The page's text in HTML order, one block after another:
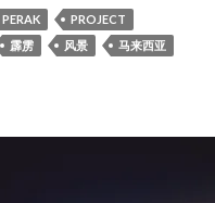
PERAK
PROJECT
霹雳 风景
马来西亚